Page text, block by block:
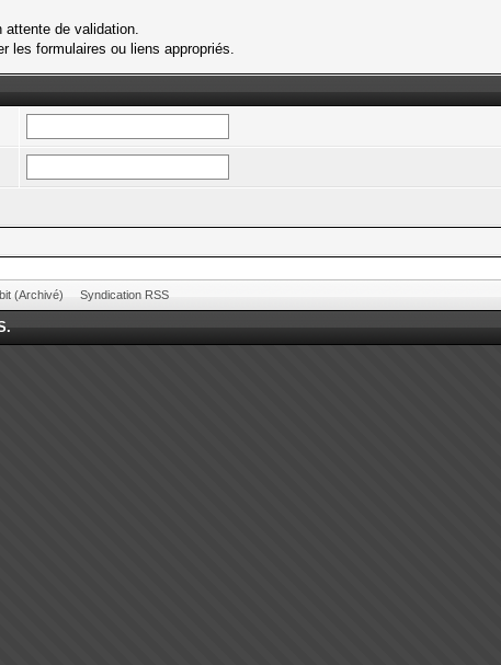
attente de validation.
les formulaires ou liens appropriés.
(Archivé) Syndication RSS